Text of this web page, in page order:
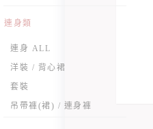
連身類
連身 ALL
洋裝 / 背心裙
套裝
吊帶褲(裙) / 連身褲